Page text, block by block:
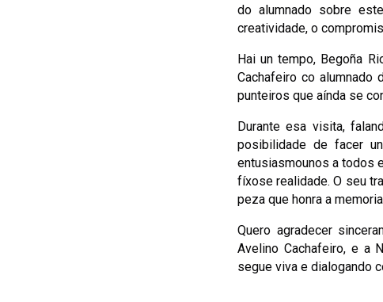
do alumnado sobre
creatividade, o
Hai un tempo, Begoña
Cachafeiro co alumnado
punteiros que aínda se
Durante esa visita,
posibilidade de facer
entusiasmounos a todos
fíxose realidade. O seu
peza que honra a
Quero agradecer
Avelino Cachafeiro, e a
segue viva e dialogando